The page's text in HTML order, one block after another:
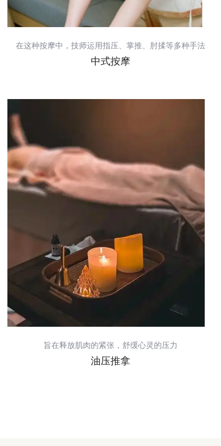
在这种按摩中，技师运用指压、掌推、肘揉等多种手法
中式按摩
旨在释放肌肉的紧张，舒缓心灵的压力
油压推拿